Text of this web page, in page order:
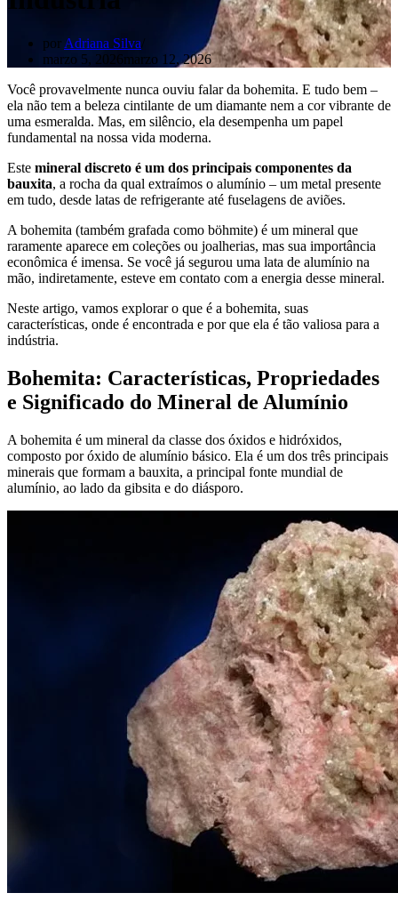
por Adriana Silva
marzo 5, 2026marzo 12, 2026
Você provavelmente nunca ouviu falar da bohemita. E tudo bem –
ela não tem a beleza cintilante de um diamante nem a cor vibrante de
uma esmeralda. Mas, em silêncio, ela desempenha um papel
fundamental na nossa vida moderna.
Este mineral discreto é um dos principais componentes da
bauxita, a rocha da qual extraímos o alumínio – um metal presente
em tudo, desde latas de refrigerante até fuselagens de aviões.
A bohemita (também grafada como böhmite) é um mineral que
raramente aparece em coleções ou joalherias, mas sua importância
econômica é imensa. Se você já segurou uma lata de alumínio na
mão, indiretamente, esteve em contato com a energia desse mineral.
Neste artigo, vamos explorar o que é a bohemita, suas
características, onde é encontrada e por que ela é tão valiosa para a
indústria.
Bohemita: Características, Propriedades
e Significado do Mineral de Alumínio
A bohemita é um mineral da classe dos óxidos e hidróxidos,
composto por óxido de alumínio básico. Ela é um dos três principais
minerais que formam a bauxita, a principal fonte mundial de
alumínio, ao lado da gibsita e do diásporo.